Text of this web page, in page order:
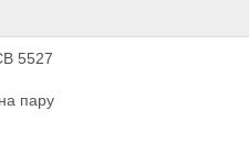
5527
пару